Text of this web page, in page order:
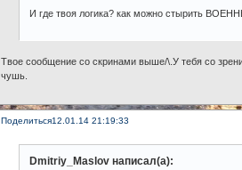
И где твоя логика? как можно стырить
Твое сообщение со скринами выше/\.У тебя со
чушь.
Поделиться12.01.14 21:19:33
Dmitriy_Maslov написал(а):